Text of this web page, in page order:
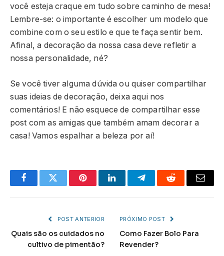
você esteja craque em tudo sobre caminho de mesa!
Lembre-se: o importante é escolher um modelo que
combine com o seu estilo e que te faça sentir bem.
Afinal, a decoração da nossa casa deve refletir a
nossa personalidade, né?
Se você tiver alguma dúvida ou quiser compartilhar
suas ideias de decoração, deixa aqui nos
comentários! E não esquece de compartilhar esse
post com as amigas que também amam decorar a
casa! Vamos espalhar a beleza por aí!
FacebookTwitter PinterestLinkedInTelegramReddit Email
POST ANTERIOR
Quais são os cuidados no
cultivo de pimentão?
PRÓXIMO POST
Como Fazer Bolo Para
Revender?